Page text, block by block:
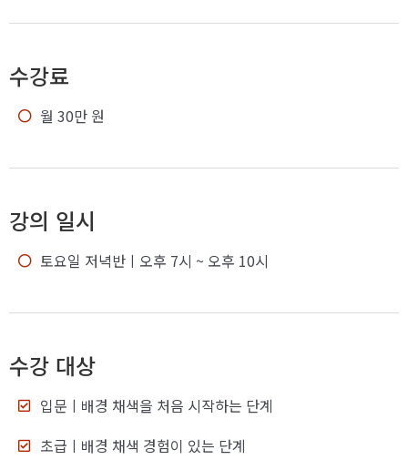
수강료
월 30만 원
강의 일시
토요일 저녁반ㅣ오후 7시 ~ 오후 10시
수강 대상
입문 ㅣ배경 채색을 처음 시작하는 단계
초급 ㅣ배경 채색 경험이 있는 단계